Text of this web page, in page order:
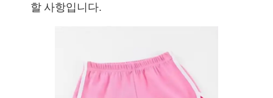
할 사항입니다.